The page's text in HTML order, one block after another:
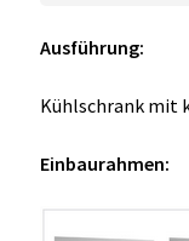
Ausführung:
Kühlschrank mit
Einbaurahmen: